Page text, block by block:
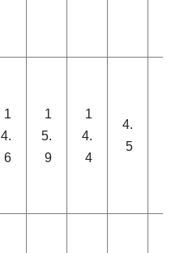
1
4.
6
1
5.
9
1
4.
4
4.
5